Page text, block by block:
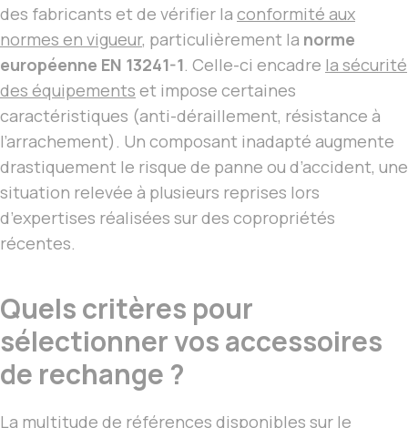
des fabricants et de vérifier la conformité aux
normes en vigueur, particulièrement la norme
européenne EN 13241-1. Celle-ci encadre la sécurité
des équipements et impose certaines
caractéristiques (anti-déraillement, résistance à
l’arrachement). Un composant inadapté augmente
drastiquement le risque de panne ou d’accident, une
situation relevée à plusieurs reprises lors
d’expertises réalisées sur des copropriétés
récentes.
Quels critères pour
sélectionner vos accessoires
de rechange ?
La multitude de références disponibles sur le